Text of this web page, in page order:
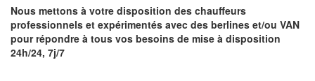
Nous mettons à votre disposition des chauffeurs
professionnels et expérimentés avec des berlines et/ou VAN
pour répondre à tous vos besoins de mise à disposition
24h/24, 7j/7